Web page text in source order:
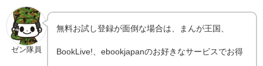
ゼン隊員
無料お試し登録が面倒な場合は、まんが王国、
BookLive!、ebookjapanのお好きなサービスでお得